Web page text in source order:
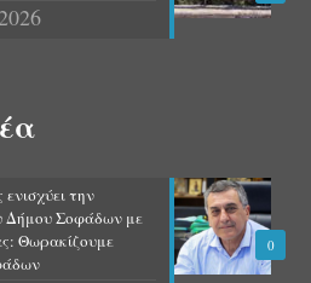
0
την
Δήμου Σοφάδων με
Θωρακίζουμε